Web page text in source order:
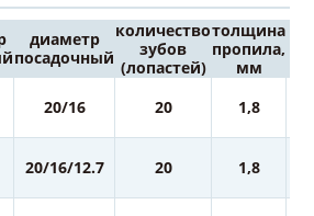
диаметр
посадочный
количество
зубов
(лопастей)
толщина
пропила,
мм
20/16 20 1,8
20/16/12.7 20 1,8